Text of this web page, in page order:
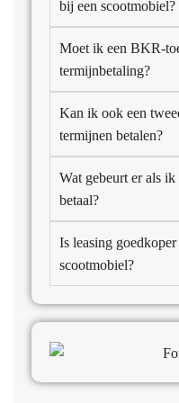
bij een scootmobiel?
Moet ik een BKR-
termijnbetaling?
Kan ik ook een
termijnen betalen?
Wat gebeurt er als
betaal?
Is leasing
scootmobiel?